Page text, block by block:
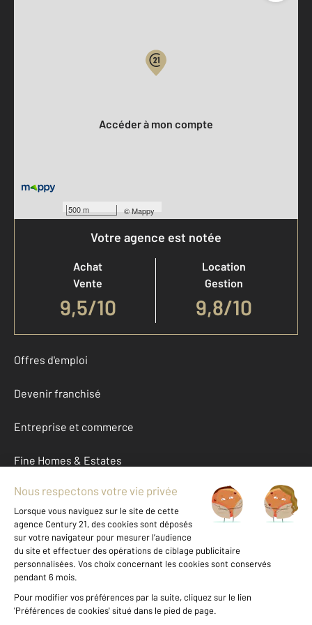
500 m ©Mappy
Accéder à mon compte
Votre agence est notée
Achat
Vente
9,5/10
Location
Gestion
9,8/10
Offres d'emploi
Devenir franchisé
Entreprise et commerce
Fine Homes & Estates
À propos
International
Nous contacter